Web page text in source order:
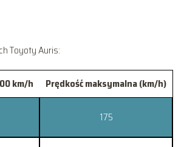
Toyoty Auris:
km/h Prędkość maksymalna (km/h)
175